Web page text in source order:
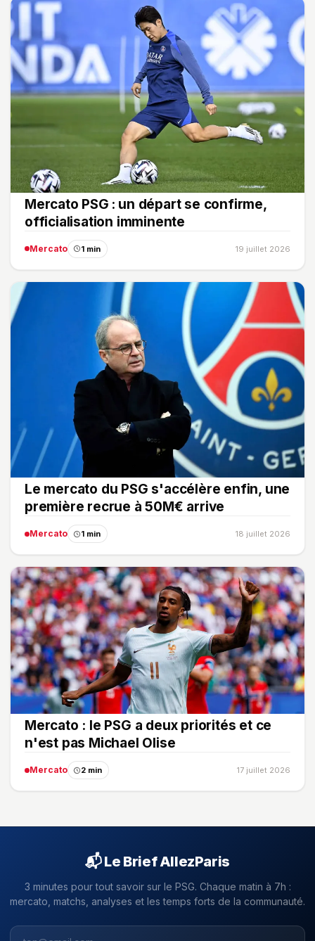
Mercato PSG : un départ se confirme,
officialisation imminente
Mercato 1 min 19 juillet 2026
Le mercato du PSG s'accélère enfin, une
première recrue à 50M€ arrive
Mercato 1 min 18 juillet 2026
Mercato : le PSG a deux priorités et ce
n'est pas Michael Olise
Mercato 2 min 17 juillet 2026
📬 Le Brief AllezParis
3 minutes pour tout savoir sur le PSG. Chaque matin à 7h :
mercato, matchs, analyses et les temps forts de la communauté.